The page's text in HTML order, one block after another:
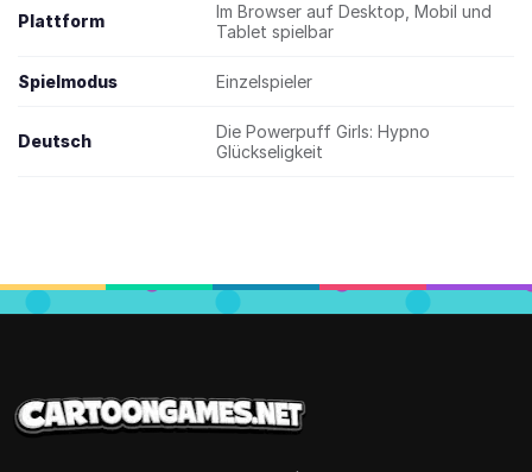
Plattform
Im Browser auf Desktop, Mobil und
Tablet spielbar
Spielmodus Einzelspieler
Deutsch
Die Powerpuff Girls: Hypno
Glückseligkeit